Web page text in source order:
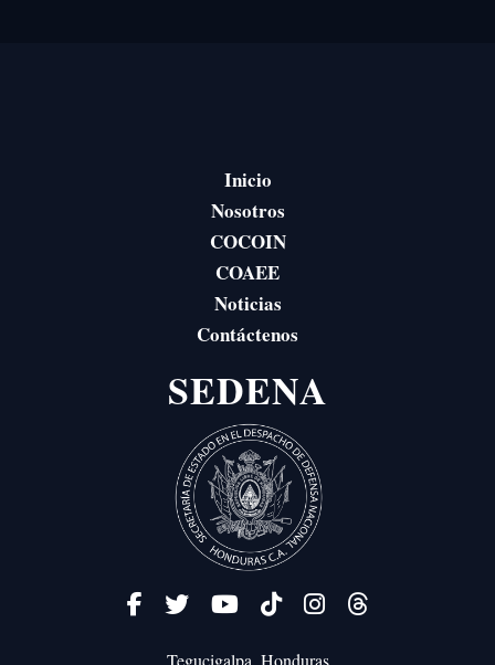
Inicio
Nosotros
COCOIN
COAEE
Noticias
Contáctenos
SEDENA
Tegucigalpa, Honduras